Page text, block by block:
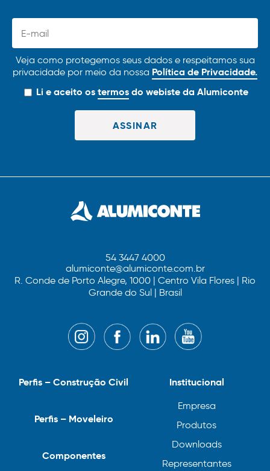
Veja como protegemos seus dados e respeitamos sua
privacidade por meio da nossa Política de Privacidade.
Li e aceito ostermosdo webiste da Alumiconte
54 3447 4000
alumiconte@alumiconte.com.br
R. Conde de Porto Alegre, 1000 | Centro Vila Flores | Rio
Grande do Sul | Brasil
Institucional
Empresa
Produtos
Downloads
Representantes
Perfis – Construção Civil
Perfis – Moveleiro
Componentes